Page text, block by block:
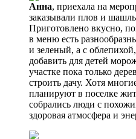
Анна, приехала на
заказывали плов и
Приготовлено вкусно,
в меню есть
и зеленый, а с
добавить для детей
участке пока только
строить дачу. Хотя
планируют в поселке
собрались люди с
здоровая атмосфера и